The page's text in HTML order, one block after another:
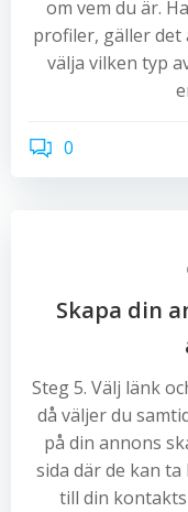
om vem du är.
profiler, gäller
välja vilken typ
0
Skapa din
Steg 5. Välj länk
då väljer du
på din annons
sida där de kan
till din